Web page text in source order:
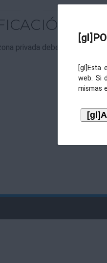
[gl]Esta
web. Si
mismas
privada debe identificarse